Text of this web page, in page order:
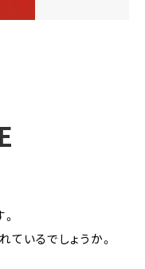
いるでしょうか。